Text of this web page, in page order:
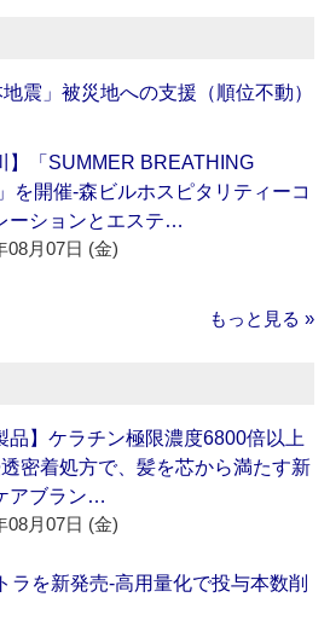
震」被災地への支援（順位不動）
】「SUMMER BREATHING
を開催‐森ビルホスピタリティーコ
ーションとエステ…
08月07日 (金)
もっと見る »
品】ケラチン極限濃度6800倍以上
密着処方で、髪を芯から満たす新
アブラン…
08月07日 (金)
ラを新発売‐高用量化で投与本数削